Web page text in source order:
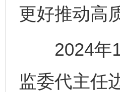
更好推动高
2024年12
监委代主任